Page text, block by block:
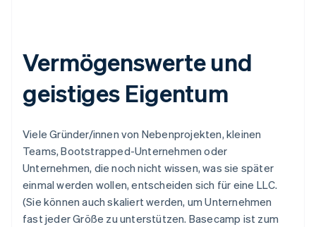
Vermögenswerte und
geistiges Eigentum
Viele Gründer/innen von Nebenprojekten, kleinen
Teams, Bootstrapped-Unternehmen oder
Unternehmen, die noch nicht wissen, was sie später
einmal werden wollen, entscheiden sich für eine LLC.
(Sie können auch skaliert werden, um Unternehmen
fast jeder Größe zu unterstützen. Basecamp ist zum